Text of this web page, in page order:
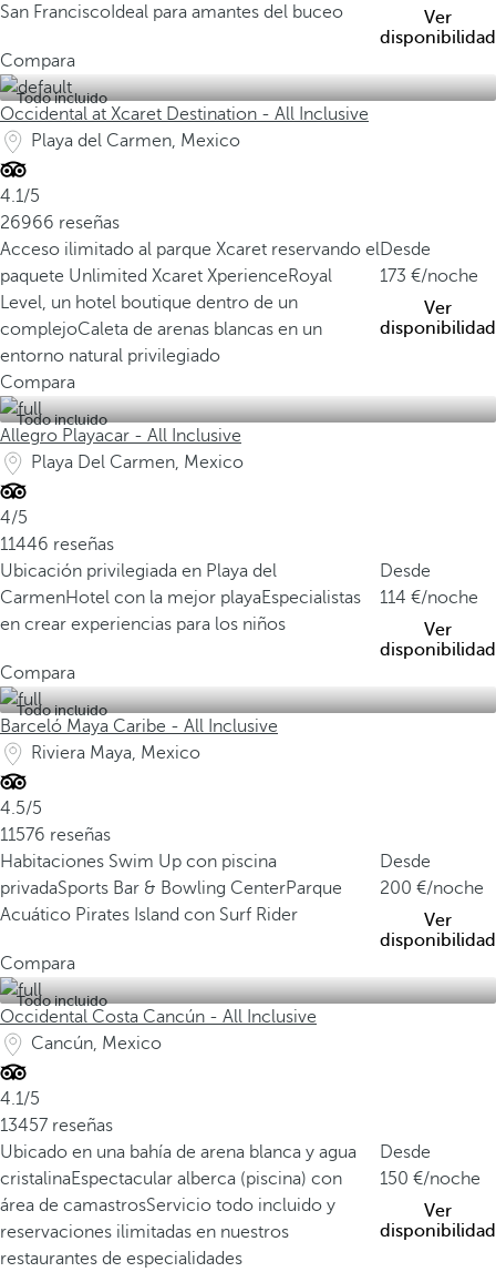
San Francisco Ideal para amantes del buceo
Ver
disponibilidad
Compara
Todo incluido
Occidental at Xcaret Destination - All Inclusive
Playa del Carmen, Mexico
4.1/5
26966 reseñas
Acceso ilimitado al parque Xcaret reservando el
paquete Unlimited Xcaret XperienceRoyal
Level, un hotel boutique dentro de un
complejoCaleta de arenas blancas en un
entorno natural privilegiado
Desde
173
/noche
Ver
disponibilidad
Compara
Todo incluido
Allegro Playacar - All Inclusive
Playa Del Carmen, Mexico
4/5
11446 reseñas
Ubicación privilegiada en Playa del
CarmenHotel con la mejor playaEspecialistas
en crear experiencias para los niños
Desde
114
/noche
Ver
disponibilidad
Compara
Todo incluido
Barceló Maya Caribe - All Inclusive
Riviera Maya, Mexico
4.5/5
11576 reseñas
Habitaciones Swim Up con piscina
privadaSports Bar & Bowling CenterParque
Acuático Pirates Island con Surf Rider
Desde
200
/noche
Ver
disponibilidad
Compara
Todo incluido
Occidental Costa Cancún - All Inclusive
Cancún, Mexico
4.1/5
13457 reseñas
Ubicado en una bahía de arena blanca y agua
cristalinaEspectacular alberca (piscina) con
área de camastrosServicio todo incluido y
reservaciones ilimitadas en nuestros
restaurantes de especialidades
Desde
150
/noche
Ver
disponibilidad